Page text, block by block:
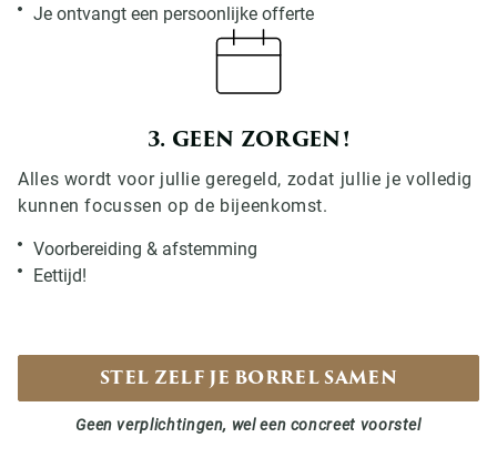
Je ontvangt een persoonlijke offerte
3. GEEN ZORGEN!
Alles wordt voor jullie geregeld, zodat jullie je volledig
kunnen focussen op de bijeenkomst.
Voorbereiding & afstemming
Eettijd!
STEL ZELF JE BORREL SAMEN
Geen verplichtingen, wel een concreet voorstel